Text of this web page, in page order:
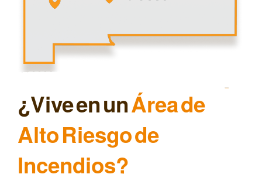
¿Vive en unÁrea de
Alto Riesgo de
Incendios?